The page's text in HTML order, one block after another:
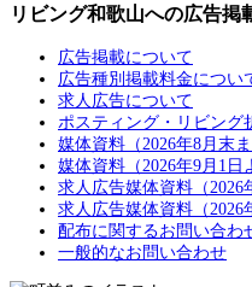
リビング和歌山への広告掲
広告掲載について
広告種別掲載料金につい
求人広告について
ポスティング・リビング
媒体資料（2026年8月末ま
媒体資料（2026年9月1日
求人広告媒体資料（2026
求人広告媒体資料（2026
配布に関するお問い合わ
一般的なお問い合わせ